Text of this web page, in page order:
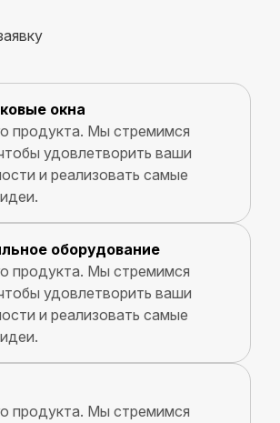
окна
продукта. Мы стремимся
удовлетворить ваши
и реализовать самые
оборудование
продукта. Мы стремимся
удовлетворить ваши
и реализовать самые
продукта. Мы стремимся